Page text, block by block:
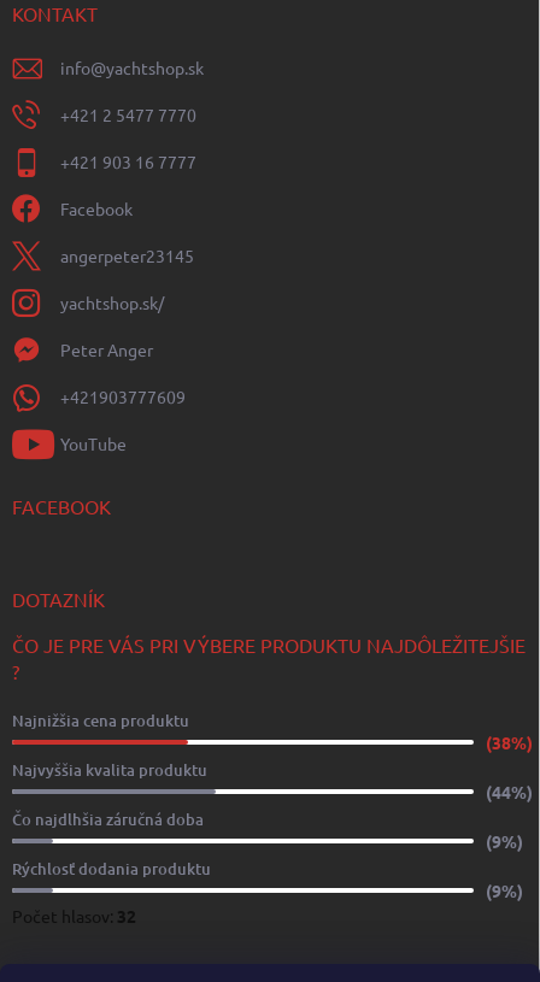
KONTAKT
info@yachtshop.sk
+421 2 5477 7770
+421 903 16 7777
Facebook
angerpeter23145
yachtshop.sk/
Peter Anger
+421903777609
YouTube
FACEBOOK
DOTAZNÍK
ČO JE PRE VÁS PRI VÝBERE PRODUKTU NAJDÔLEŽITEJŠIE
?
Najnižšia cena produktu
(38%)
Najvyššia kvalita produktu
(44%)
Čo najdlhšia záručná doba
(9%)
Rýchlosť dodania produktu
(9%)
Počet hlasov: 32